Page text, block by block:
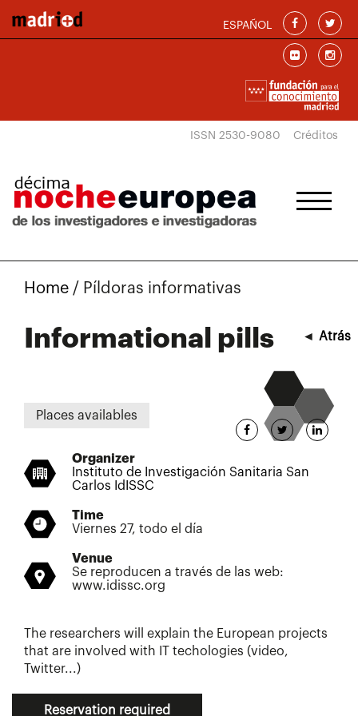
ESPAÑOL
ISSN 2530-9080 Créditos
Home / Píldoras informativas
Informational pills ◄ Atrás
Places availables
Organizer
Instituto de Investigación Sanitaria San
Carlos IdISSC
Time
Viernes 27, todo el día
Venue
Se reproducen a través de las web:
www.idissc.org
The researchers will explain the European projects
that are involved with IT techologies (video,
Twitter...)
Reservation required